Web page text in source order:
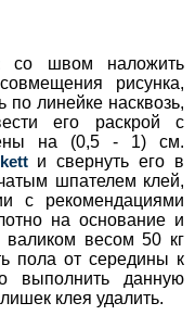
со швом наложить
рисунка,
по линейке насквозь,
его раскрой с
на (0,5 - 1) см.
и свернуть его в
шпателем клей,
с рекомендациями
на основание и
валиком весом 50 кг
пола от середины к
выполнить данную
клея удалить.